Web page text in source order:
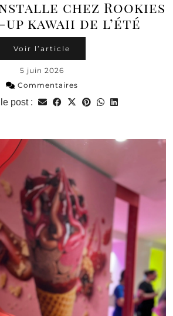
chez Rookies
kawaii de l’été
Voir l’article
5 juin 2026
Commentaires
post :